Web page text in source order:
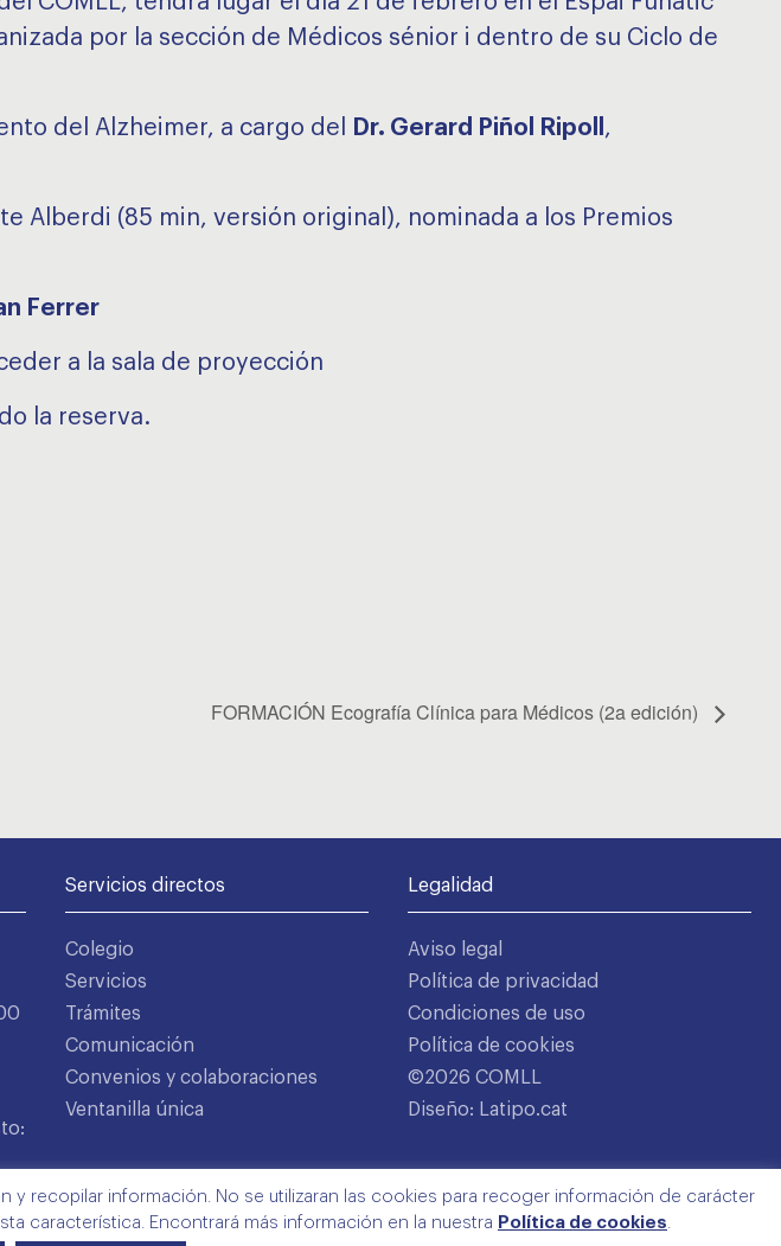
por la sección de Médicos sénior i dentro de su Ciclo de
del Alzheimer, a cargo del Dr. Gerard Piñol Ripoll ,
Alberdi (85 min, versión original), nominada a los Premios
Ferrer
a la sala de proyección
la reserva.
FORMACIÓN Ecografía Clínica para Médicos (2a edición)
Servicios directos
Colegio
Servicios
Trámites
Comunicación
Convenios y colaboraciones
Ventanilla única
Legalidad
Aviso legal
Política de privacidad
Condiciones de uso
Política de cookies
©2026 COMLL
Diseño: Latipo.cat
recopilar información. No se utilizaran las cookies para recoger información de carácter
característica. Encontrará más información en la nuestra Política de cookies.